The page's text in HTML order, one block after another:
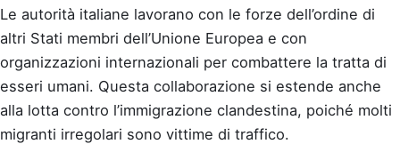
Le autorità italiane lavorano con le forze dell’ordine di
altri Stati membri dell’Unione Europea e con
organizzazioni internazionali per combattere la tratta di
esseri umani. Questa collaborazione si estende anche
alla lotta contro l’immigrazione clandestina, poiché molti
migranti irregolari sono vittime di traffico.